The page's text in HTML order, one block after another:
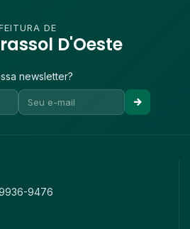
DE
D'Oeste
newsletter?
9476